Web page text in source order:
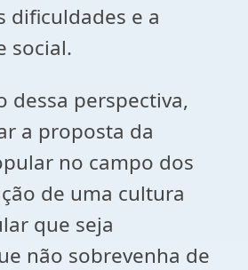
dificuldades e a
social.
perspectiva,
a proposta da
no campo dos
de uma cultura
que seja
não sobrevenha de